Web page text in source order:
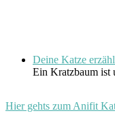
Deine Katze
Ein Kratzbaum ist
Hier gehts zum Anifit